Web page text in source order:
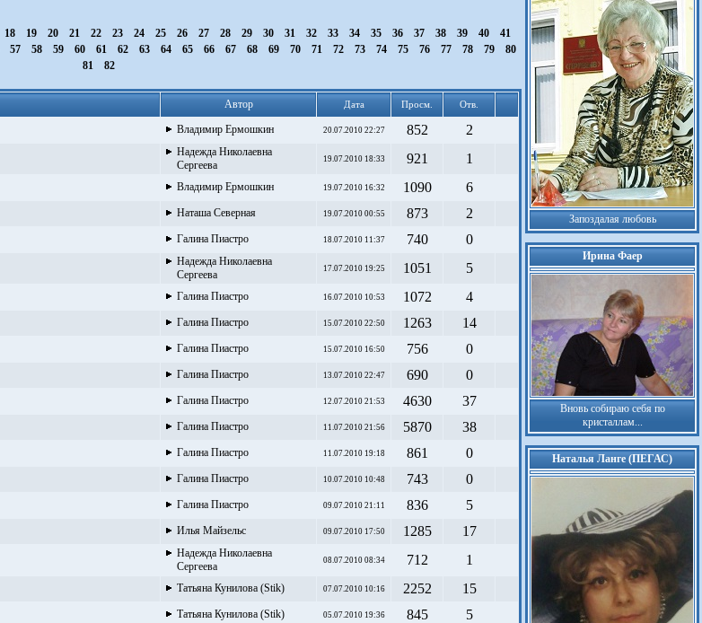
18 19 20 21 22 23 24 25 26 27 28 29 30 31 32 33 34 35 36 37 38 39 40
41
57 58 59 60 61 62 63 64 65 66 67 68 69 70 71 72 73 74 75 76 77 78 79
80
81
82
Автор Дата Просм. Отв.
Владимир Ермошкин 20.07.2010 22:27 852 2
Надежда Николаевна
Сергеева
19.07.2010 18:33 921 1
Владимир Ермошкин 19.07.2010 16:32 1090 6
Наташа Северная 19.07.2010 00:55 873 2
Галина Пиастро 18.07.2010 11:37 740 0
Надежда Николаевна
Сергеева
17.07.2010 19:25 1051 5
Галина Пиастро 16.07.2010 10:53 1072 4
Галина Пиастро 15.07.2010 22:50 1263 14
Галина Пиастро 15.07.2010 16:50 756 0
Галина Пиастро 13.07.2010 22:47 690 0
Галина Пиастро 12.07.2010 21:53 4630 37
Галина Пиастро 11.07.2010 21:56 5870 38
Галина Пиастро 11.07.2010 19:18 861 0
Галина Пиастро 10.07.2010 10:48 743 0
Галина Пиастро 09.07.2010 21:11 836 5
Илья Майзельс 09.07.2010 17:50 1285 17
Надежда Николаевна
Сергеева
08.07.2010 08:34 712 1
Татьяна Кунилова (Stik) 07.07.2010 10:16 2252 15
Татьяна Кунилова (Stik) 05.07.2010 19:36 845 5
Запоздалая любовь
Ирина Фаер
Вновь собираю себя по
кристаллам...
Наталья Ланге (ПЕГАС)